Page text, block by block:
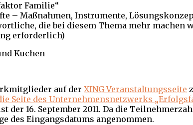
Familie“
– Maßnahmen, Instrumente,
die bei diesem Thema mehr machen
erforderlich)
Kuchen
auf der XING Veranstaltungsseite
Seite des Unternehmensnetzwerks
der 16. September 2011. Da die
des Eingangsdatums angenommen.